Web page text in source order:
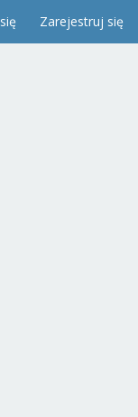
Zarejestruj się